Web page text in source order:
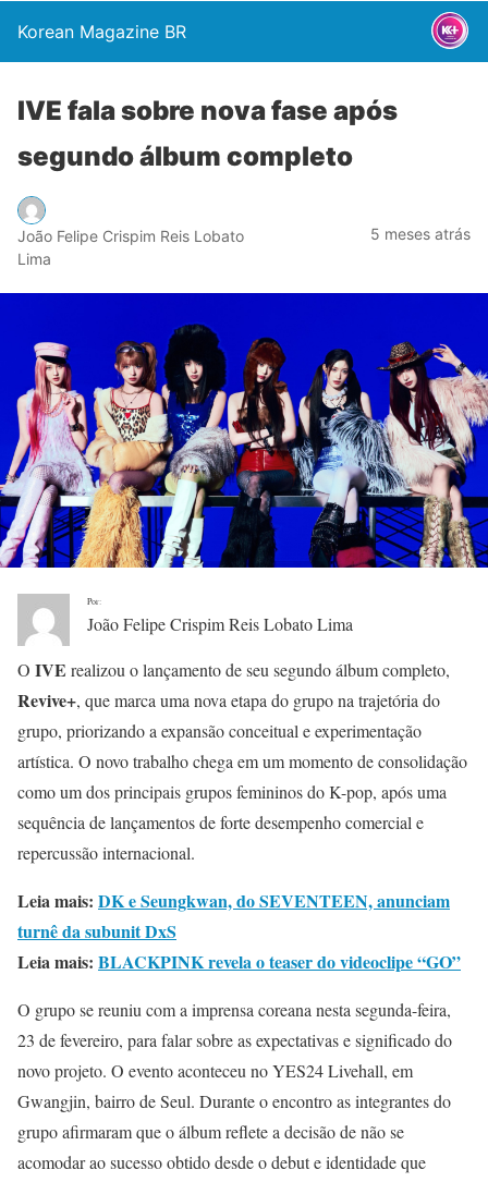
Korean Magazine BR
IVE fala sobre nova fase após
segundo álbum completo
João Felipe Crispim Reis Lobato
Lima
5 meses atrás
Por:
João Felipe Crispim Reis Lobato Lima
O IVE realizou o lançamento de seu segundo álbum completo,
Revive+, que marca uma nova etapa do grupo na trajetória do
grupo, priorizando a expansão conceitual e experimentação
artística. O novo trabalho chega em um momento de consolidação
como um dos principais grupos femininos do K-pop, após uma
sequência de lançamentos de forte desempenho comercial e
repercussão internacional.
Leia mais: DK e Seungkwan, do SEVENTEEN, anunciam
turnê da subunit DxS
Leia mais: BLACKPINK revela o teaser do videoclipe “GO”
O grupo se reuniu com a imprensa coreana nesta segunda-feira,
23 de fevereiro, para falar sobre as expectativas e significado do
novo projeto. O evento aconteceu no YES24 Livehall, em
Gwangjin, bairro de Seul. Durante o encontro as integrantes do
grupo afirmaram que o álbum reflete a decisão de não se
acomodar ao sucesso obtido desde o debut e identidade que